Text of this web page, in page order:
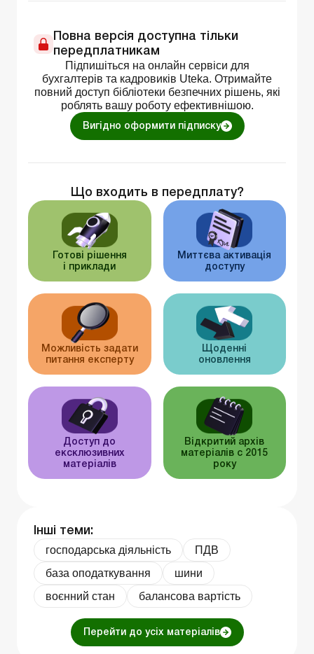
Повна версія доступна тільки
передплатникам
Підпишіться на онлайн сервіси для
бухгалтерів та кадровиків Uteka. Отримайте
повний доступ бібліотеки безпечних рішень, які
роблять вашу роботу ефективнішою.
Вигідно оформити підписку
Що входить в передплату?
Готові рішення
і приклади
Миттєва активація
доступу
Можливість задати
питання експерту
Щоденні
оновлення
Доступ до
ексклюзивних
матеріалів
Відкритий архів
матеріалів c 2015
року
Інші теми:
господарська діяльність
ПДВ
база оподаткування
шини
воєнний стан
балансова вартість
Перейти до усіх матеріалів